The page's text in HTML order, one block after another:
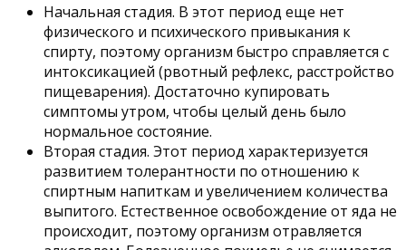
Начальная стадия. В этот период еще нет
физического и психического привыкания к
спирту, поэтому организм быстро справляется с
интоксикацией (рвотный рефлекс, расстройство
пищеварения). Достаточно купировать
симптомы утром, чтобы целый день было
нормальное состояние.
Вторая стадия. Этот период характеризуется
развитием толерантности по отношению к
спиртным напиткам и увеличением количества
выпитого. Естественное освобождение от яда не
происходит, поэтому организм отравляется